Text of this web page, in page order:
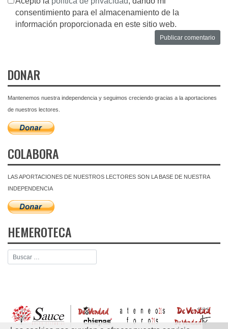
consentimiento para el almacenamiento de la
información proporcionada en este sitio web.
DONAR
Mantenemos nuestra independencia y seguimos creciendo gracias a la aportaciones
de nuestros lectores.
COLABORA
LAS APORTACIONES DE NUESTROS LECTORES SON LA BASE DE NUESTRA
INDEPENDENCIA
HEMEROTECA